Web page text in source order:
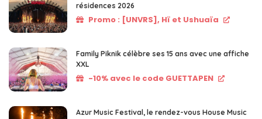
résidences 2026
Promo : [UNVRS], Hï et Ushuaïa
Family Piknik célèbre ses 15 ans avec une affiche
XXL
-10% avec le code GUETTAPEN
Azur Music Festival, le rendez-vous House Music